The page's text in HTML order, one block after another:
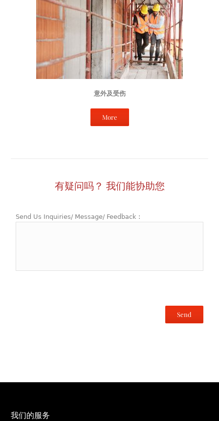
意外及受伤
More
有疑问吗？ 我们能协助您
Send Us Inquiries/ Message/ Feedback :
我们的服务